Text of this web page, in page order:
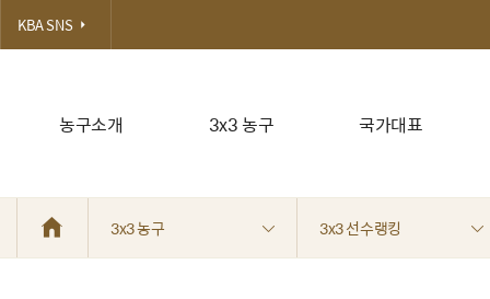
농구소개 3x3 농구 국가대표
KBA SNS
3x3 농구 3x3 선수랭킹